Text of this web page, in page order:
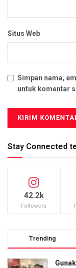
Situs Web
Simpan nama,
untuk komentar
Stay Connected
42.2k
Followers
Trending